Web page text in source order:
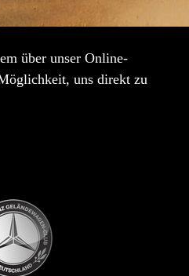
über unser Online-
uns direkt zu